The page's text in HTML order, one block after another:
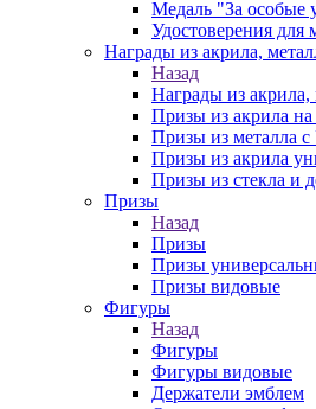
Медаль "За особые
Удостоверения для
Награды из акрила,
Назад
Награды из акрила,
Призы из акрила
Призы из металла
Призы из акрила
Призы из стекла и
Призы
Назад
Призы
Призы
Призы видовые
Фигуры
Назад
Фигуры
Фигуры видовые
Держатели эмблем